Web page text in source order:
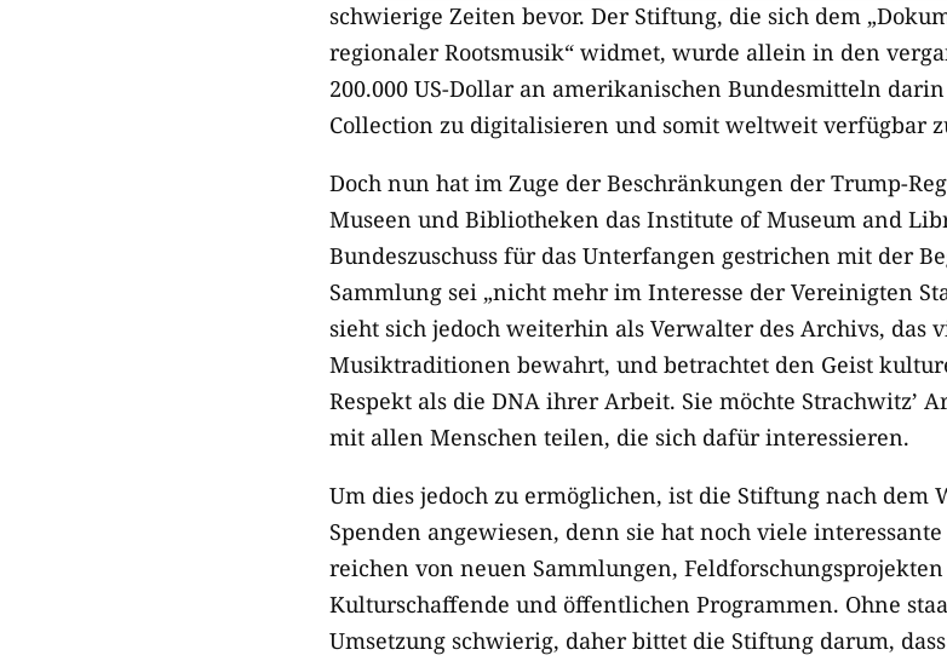
schwierige Zeiten bevor. Der Stiftung, die sich dem
regionaler Rootsmusik“ widmet, wurde allein in den
200.000 US-Dollar an amerikanischen Bundesmitteln
Collection zu digitalisieren und somit weltweit verfügbar
Doch nun hat im Zuge der Beschränkungen der Trump-
Museen und Bibliotheken das Institute of Museum and
Bundeszuschuss für das Unterfangen gestrichen mit der
Sammlung sei „nicht mehr im Interesse der Vereinigten
sieht sich jedoch weiterhin als Verwalter des Archivs, das
Musiktraditionen bewahrt, und betrachtet den Geist
Respekt als die DNA ihrer Arbeit. Sie möchte Strachwitz’
mit allen Menschen teilen, die sich dafür interessieren.
Um dies jedoch zu ermöglichen, ist die Stiftung nach dem
Spenden angewiesen, denn sie hat noch viele
reichen von neuen Sammlungen,
Kulturschaffende und öffentlichen Programmen. Ohne
Umsetzung schwierig, daher bittet die Stiftung darum,